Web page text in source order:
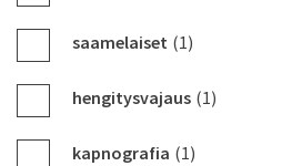
saamelaiset (1)
hengitysvajaus (1)
kapnografia (1)